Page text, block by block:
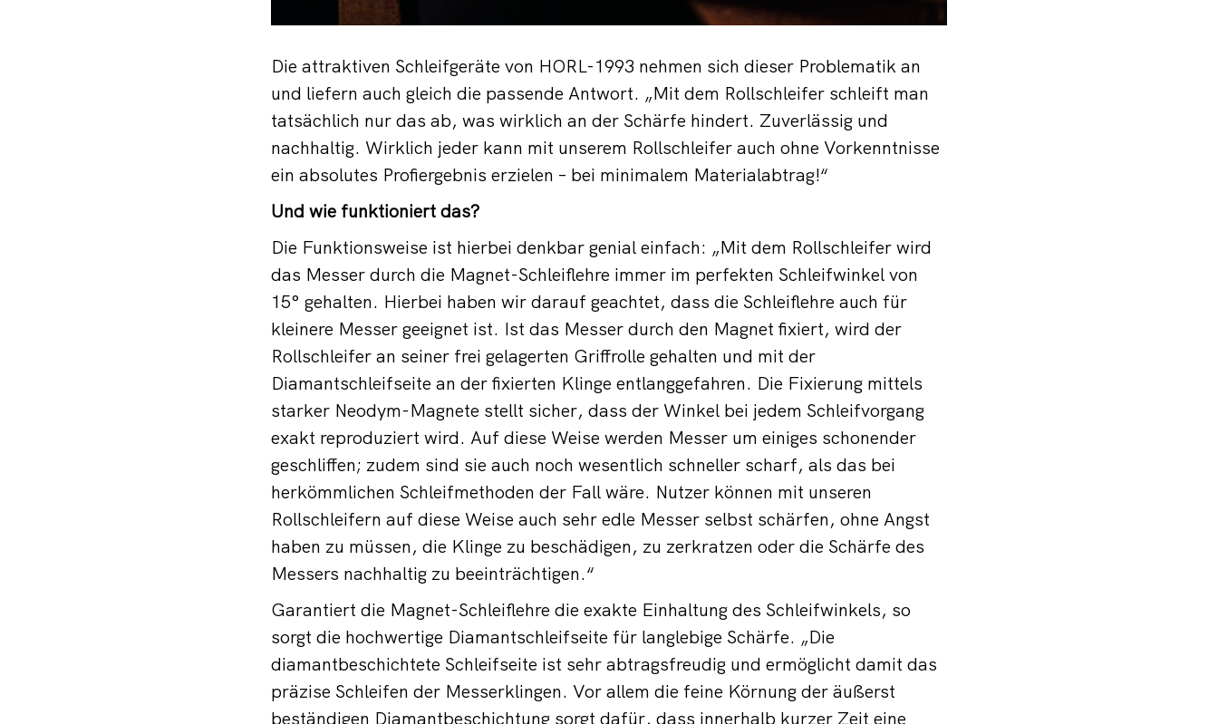
Die attraktiven Schleifgeräte von HORL-1993 nehmen sich dieser Problematik an
und liefern auch gleich die passende Antwort. „Mit dem Rollschleifer schleift man
tatsächlich nur das ab, was wirklich an der Schärfe hindert. Zuverlässig und
nachhaltig. Wirklich jeder kann mit unserem Rollschleifer auch ohne Vorkenntnisse
ein absolutes Profiergebnis erzielen – bei minimalem Materialabtrag!“
Und wie funktioniert das?
Die Funktionsweise ist hierbei denkbar genial einfach: „Mit dem Rollschleifer wird
das Messer durch die Magnet-Schleiflehre immer im perfekten Schleifwinkel von
15° gehalten. Hierbei haben wir darauf geachtet, dass die Schleiflehre auch für
kleinere Messer geeignet ist. Ist das Messer durch den Magnet fixiert, wird der
Rollschleifer an seiner frei gelagerten Griffrolle gehalten und mit der
Diamantschleifseite an der fixierten Klinge entlanggefahren. Die Fixierung mittels
starker Neodym-Magnete stellt sicher, dass der Winkel bei jedem Schleifvorgang
exakt reproduziert wird. Auf diese Weise werden Messer um einiges schonender
geschliffen; zudem sind sie auch noch wesentlich schneller scharf, als das bei
herkömmlichen Schleifmethoden der Fall wäre. Nutzer können mit unseren
Rollschleifern auf diese Weise auch sehr edle Messer selbst schärfen, ohne Angst
haben zu müssen, die Klinge zu beschädigen, zu zerkratzen oder die Schärfe des
Messers nachhaltig zu beeinträchtigen.“
Garantiert die Magnet-Schleiflehre die exakte Einhaltung des Schleifwinkels, so
sorgt die hochwertige Diamantschleifseite für langlebige Schärfe. „Die
diamantbeschichtete Schleifseite ist sehr abtragsfreudig und ermöglicht damit das
präzise Schleifen der Messerklingen. Vor allem die feine Körnung der äußerst
beständigen Diamantbeschichtung sorgt dafür, dass innerhalb kurzer Zeit eine